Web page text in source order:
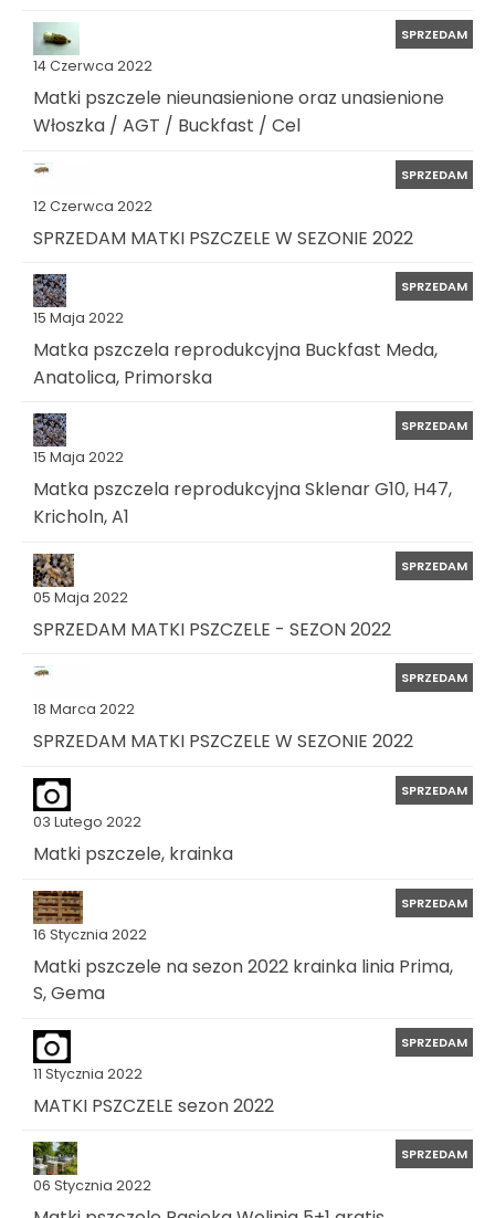
14 Czerwca 2022
SPRZEDAM
Matki pszczele nieunasienione oraz unasienione
Włoszka / AGT / Buckfast / Cel
12 Czerwca 2022
SPRZEDAM
SPRZEDAM MATKI PSZCZELE W SEZONIE 2022
15 Maja 2022
SPRZEDAM
Matka pszczela reprodukcyjna Buckfast Meda,
Anatolica, Primorska
15 Maja 2022
SPRZEDAM
Matka pszczela reprodukcyjna Sklenar G10, H47,
Kricholn, A1
05 Maja 2022
SPRZEDAM
SPRZEDAM MATKI PSZCZELE - SEZON 2022
18 Marca 2022
SPRZEDAM
SPRZEDAM MATKI PSZCZELE W SEZONIE 2022
03 Lutego 2022
SPRZEDAM
Matki pszczele, krainka
16 Stycznia 2022
SPRZEDAM
Matki pszczele na sezon 2022 krainka linia Prima,
S, Gema
11 Stycznia 2022
SPRZEDAM
MATKI PSZCZELE sezon 2022
06 Stycznia 2022
SPRZEDAM